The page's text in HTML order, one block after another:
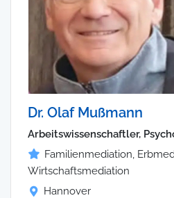
Dr. Olaf Mußmann
Arbeitswissenschaftler,
Familienmediation,
Wirtschaftsmediation
Hannover